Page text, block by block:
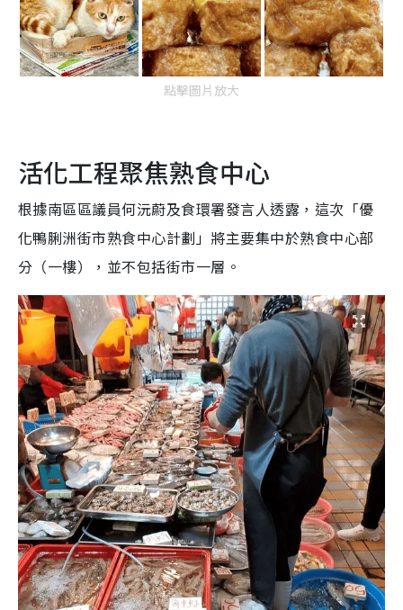
點擊圖片放大
活化工程聚焦熟食中心
根據南區區議員何沅蔚及食環署發言人透露，這次「優
化鴨脷洲街市熟食中心計劃」將主要集中於熟食中心部
分（一樓），並不包括街市一層。